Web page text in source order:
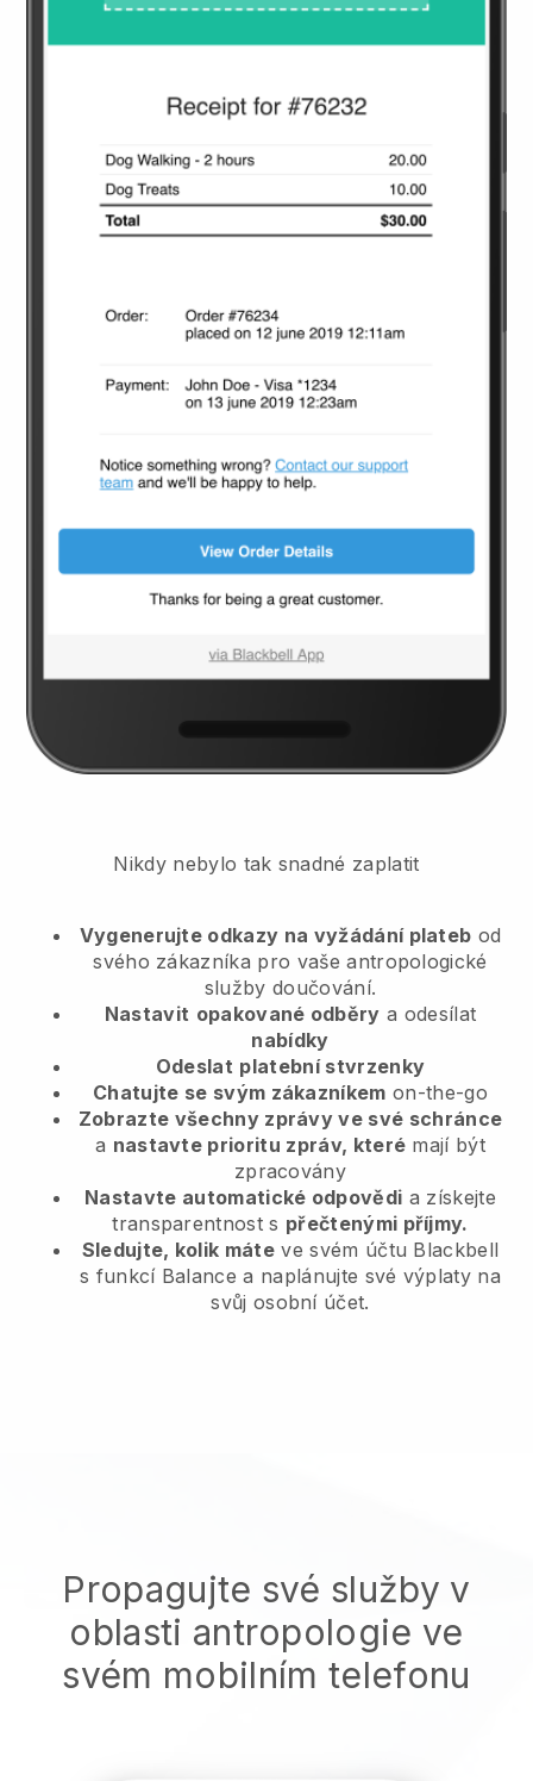
Nikdy nebylo tak snadné zaplatit
Vygenerujte odkazy na vyžádání plateb od
svého zákazníka pro vaše antropologické
služby doučování.
Nastavit opakované odběry a odesílat
nabídky
Odeslat platební stvrzenky
Chatujte se svým zákazníkem on-the-go
Zobrazte všechny zprávy ve své schránce
a nastavte prioritu zpráv, které mají být
zpracovány
Nastavte automatické odpovědi a získejte
transparentnost s přečtenými příjmy.
Sledujte, kolik máte ve svém účtu Blackbell
s funkcí Balance a naplánujte své výplaty na
svůj osobní účet.
Propagujte své služby v
oblasti antropologie ve
svém mobilním telefonu